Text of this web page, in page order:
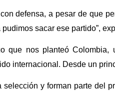
defensa, a pesar de que
sacar ese partido”,
que nos planteó
internacional. Desde un
y forman parte del